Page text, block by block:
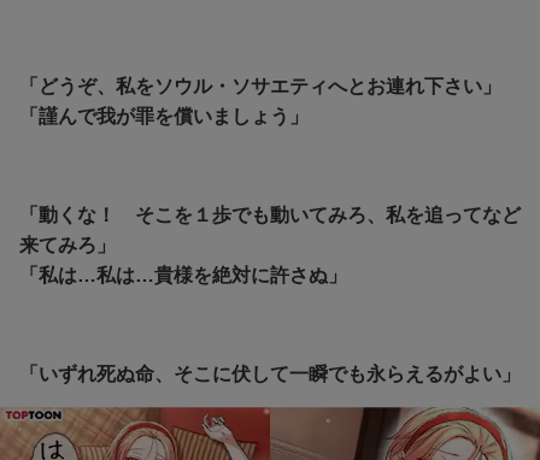
「どうぞ、私をソウル・ソサエティへとお連れ下さい」
「謹んで我が罪を償いましょう」
「動くな！ そこを１歩でも動いてみろ、私を追ってなど
来てみろ」
「私は…私は…貴様を絶対に許さぬ」
「いずれ死ぬ命、そこに伏して一瞬でも永らえるがよい」